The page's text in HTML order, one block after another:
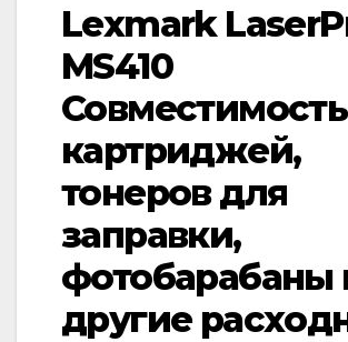
Lexmark
MS410
Совместимость
картриджей,
тонеров для
заправки,
фотобарабаны
другие